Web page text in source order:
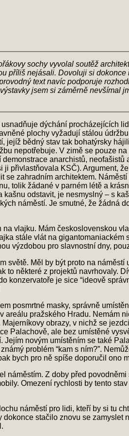
sochy vyvolal soutěž
příliš nejásali. Dovoluji si
text navíc podporuje
jsem si záměrně nevšímal
dýchání procházejících
plochy vyžadují stálou
bědný stav tak bohatýrsky
nepotřebuje. V zimě se pouze
anarchistů,
přivlastňovala KSČ). Argument,
zahradním architektem.
tolik žádané v parném létě a
odstavit, je nesmyslný – s
náměstí. Je smutné, že žádná
vlajku. Mám československou
stále vlát na gigantomaniackém
výzdobou pro slavnostní dny,
Měl by být proto na náměstí
to některé z projektů navrhovaly.
je sice “ideově
posmrtné masky, správně
pražského Hradu. Nemám
obrazy, v nichž se
Palachově, ale bez umístěné
novým umístěním se také
problém “kam s ním?”.
bych pro ně spíše doporučil ono
Z doby před
Omezení rychlosti by tento
náměstí pro lidi, kteří by si tu
stačilo znovu se zamyslet